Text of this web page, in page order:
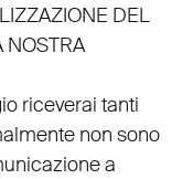
DEL
NOSTRA
riceverai tanti
non sono
a